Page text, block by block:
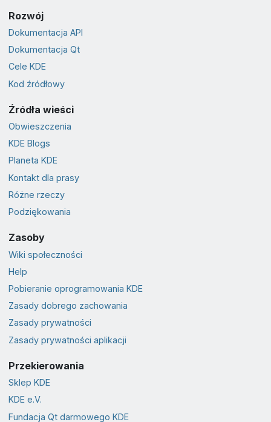
Rozwój
Dokumentacja API
Dokumentacja Qt
Cele KDE
Kod źródłowy
Źródła wieści
Obwieszczenia
KDE Blogs
Planeta KDE
Kontakt dla prasy
Różne rzeczy
Podziękowania
Zasoby
Wiki społeczności
Help
Pobieranie oprogramowania KDE
Zasady dobrego zachowania
Zasady prywatności
Zasady prywatności aplikacji
Przekierowania
Sklep KDE
KDE e.V.
Fundacja Qt darmowego KDE